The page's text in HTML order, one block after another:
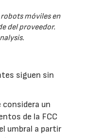
móviles en
del proveedor.
siguen sin
considera un
de la FCC
umbral a partir